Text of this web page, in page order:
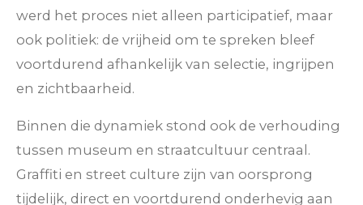
werd het proces niet alleen participatief, maar
ook politiek: de vrijheid om te spreken bleef
voortdurend afhankelijk van selectie, ingrijpen
en zichtbaarheid.
Binnen die dynamiek stond ook de verhouding
tussen museum en straatcultuur centraal.
Graffiti en street culture zijn van oorsprong
tijdelijk, direct en voortdurend onderhevig aan